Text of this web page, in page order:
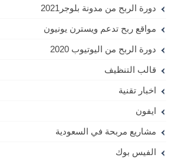
دورة الربح من مدونة بلوجر2021
مواقع ربح تدعم ويسترن يونيون
دورة الربح من اليوتيوب 2020
قالب التنظيف
اخبار تقنية
ايفون
مشاريع مربحة في السعودية
الفيس بوك